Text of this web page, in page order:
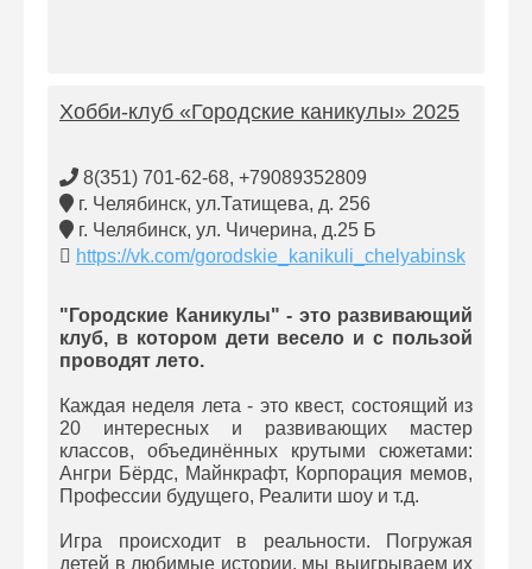
Хобби-клуб «Городские каникулы» 2025
8(351) 701-62-68, +79089352809
г. Челябинск, ул.Татищева, д. 256
г. Челябинск, ул. Чичерина, д.25 Б
https://vk.com/gorodskie_kanikuli_chelyabinsk
"Городские Каникулы" - это развивающий
клуб, в котором дети весело и с пользой
проводят лето.
Каждая неделя лета - это квест, состоящий из
20 интересных и развивающих мастер
классов, объединённых крутыми сюжетами:
Ангри Бёрдс, Майнкрафт, Корпорация мемов,
Профессии будущего, Реалити шоу и т.д.
Игра происходит в реальности. Погружая
детей в любимые истории, мы выигрываем их